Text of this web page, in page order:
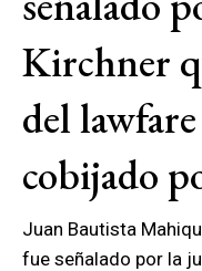
Kirchner
del
cobijado
Juan Bautista
fue señalado por la